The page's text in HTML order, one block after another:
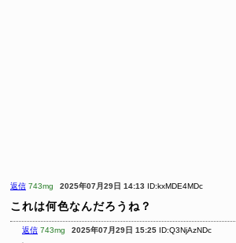
返信 743mg 2025年07月29日 14:13 ID:kxMDE4MDc
これは何色なんだろうね？
返信 743mg 2025年07月29日 15:25 ID:Q3NjAzNDc